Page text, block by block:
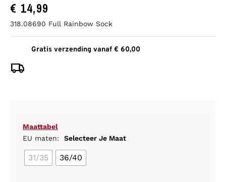
€ 14,99
318.08690 Full Rainbow Sock
Gratis verzending vanaf € 60,00
Maattabel
EU maten:
Selecteer Je Maat
31/35 36/40